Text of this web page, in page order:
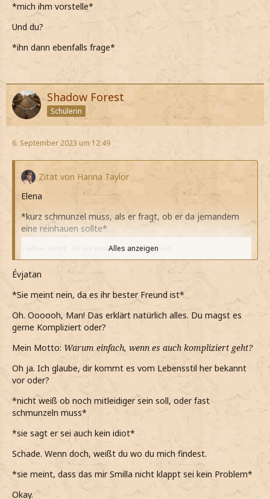
*mich ihm vorstelle*
Und du?
*ihn dann ebenfalls frage*
Shadow Forest
Schülerin
6. September 2023 um 12:49
Zitat von Hanna Taylor
Elena
*kurz schmunzel muss, als er fragt, ob er da jemandem
eine reinhauen sollte*
Lieber nicht...Er ist mein bester Freund
*darauf meine und ihn etwas hilflos anschaue*
Ich wünschte er wäre es...dann gäbe es wenigstens einen
Grund
*noch sage, als er fragt, ob das so ein Idiot ist*
*Owen das genaue Gegenteil von einem Idiot ist*
*als das mit Smilla abstreite, er wieder den Kopf schüttelt
und sagt, dass das nur so eine Idee war*
Schon okay
*nur sage, da er es bestimmt nur gut gemeint hat*
*mir aber sicher bin, dass meine Meinung über Smilla nicht
so schnell ändern werde*
*als sein Magen knurrt, moch urplötzlich aus seiner
Umarmung löse*
Alles anzeigen
Évjatan
*Sie meint nein, da es ihr bester Freund ist*
Oh. Oooooh, Man! Das erklärt natürlich alles. Du magst es
gerne Kompliziert oder?
Mein Motto: Warum einfach, wenn es auch kompliziert geht?
Oh ja. Ich glaube, dir kommt es vom Lebensstil her bekannt
vor oder?
*nicht weiß ob noch mitleidiger sein soll, oder fast
schmunzeln muss*
*sie sagt er sei auch kein idiot*
Schade. Wenn doch, weißt du wo du mich findest.
*sie meint, dass das mir Smilla nicht klappt sei kein Problem*
Okay.